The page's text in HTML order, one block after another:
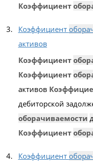
Коэффициент
Коэффициент
активов
Коэффициент
Коэффициент
активов
дебиторской
оборачиваемости
Коэффициент
Коэффициент